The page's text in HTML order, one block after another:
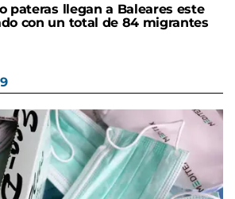
pateras llegan a Baleares este
con un total de 84 migrantes